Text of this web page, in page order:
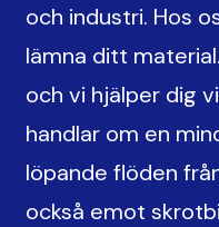
och industri. Hos
lämna ditt
och vi hjälper dig
handlar om en
löpande flöden
också emot